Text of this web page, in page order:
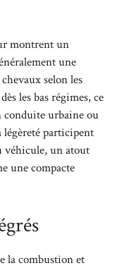
montrent un
une
selon les
les bas régimes, ce
conduite urbaine ou
légèreté participent
véhicule, un atout
une compacte
la combustion et